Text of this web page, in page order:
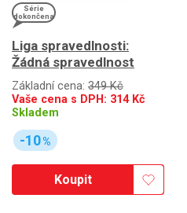
Série
dokončena
Liga spravedlnosti:
Žádná spravedlnost
Základní cena: 349 Kč
Vaše cena s DPH: 314Kč
Skladem
-10%
Koupit